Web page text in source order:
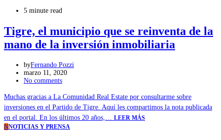
5 minute read
Tigre, el municipio que se reinventa de la
mano de la inversión inmobiliaria
byFernando Pozzi
marzo 11, 2020
No comments
Muchas gracias a La Comunidad Real Estate por consultarme sobre
inversiones en el Partido de Tigre. Aquí les compartimos la nota publicada
en el portal. En los últimos 20 años,… LEER MÁS
NNOTICIAS Y PRENSA